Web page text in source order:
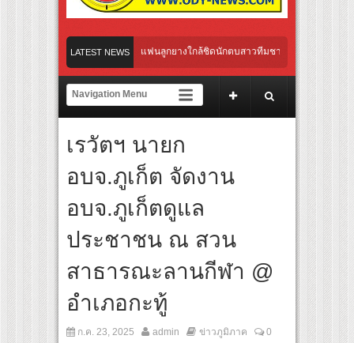
LATEST NEWS
ยร์ สู่ทีมชาติไทย ชวนแฟนลูกยางใกล้ชิดนักตบสาวทีมชาติไทย 15 ส.ค.นี้
ดับโลก “ปู่ม่านย่าม่าน” เรียนรู้นวัตกรรมผักเชียงดาใน “หอมแผ่นดินฯ”
‘คุณยายวรนาฏ’ (INHERIT) เตรียมคายตะขาบหนังไทยในรอบปฐมทัศน์โลก ณ เทศ
สุดชีวิต โกนหัวรับบทแม่ชี นำทีมนักแสดงประชันความสยอง!
City Feelings” สะท้อนความหลากหลายของผู้คนและการใช้ชีวิตผ่านเสื้อผ้าที่ต
ยของผู้คนและช่วงเวลาต่างๆ ในชีวิตประจำวัน เพื่อการแต่งตัวที่ตอบโจทย์ทุกโอกาส
อดังจากเกาหลี และ “MINTTHY” จาก “MFlow Entertainment” เฉลิมฉลอง
เชื่อมคัลเจอร์เกาหลี-ไทย ผ่านแฟชั่น ความงาม ดนตรี การแสดง และศิลปะ เข้าด้วยกัน
ร์ สู่ทีมชาติไทย ชวนแฟนลูกยางใกล้ชิดนักตบสาวทีมชาติไทย 15 ส.ค.นี้
เรวัตฯ นายก
อบจ.ภูเก็ต จัดงาน
อบจ.ภูเก็ตดูแล
ประชาชน ณ สวน
สาธารณะลานกีฬา @
อำเภอกะทู้
ก.ค. 23, 2025 admin ข่าวภูมิภาค 0